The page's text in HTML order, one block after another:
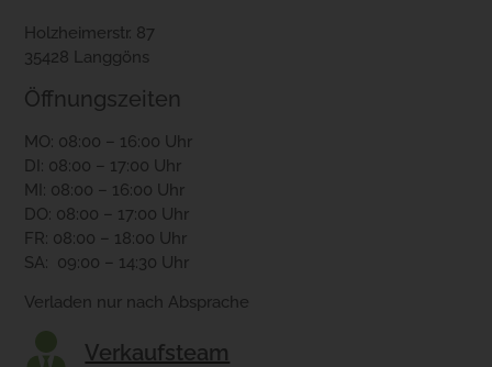
Holzheimerstr. 87
35428 Langgöns
Öffnungszeiten
MO: 08:00 – 16:00 Uhr
DI: 08:00 – 17:00 Uhr
MI: 08:00 – 16:00 Uhr
DO: 08:00 – 17:00 Uhr
FR: 08:00 – 18:00 Uhr
SA: 09:00 – 14:30 Uhr
Verladen nur nach Absprache
Verkaufsteam